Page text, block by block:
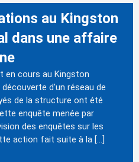
au Kingston
dans une affaire
en cours au Kingston
d'un réseau de
de la structure ont été
enquête menée par
des enquêtes sur les
action fait suite à la […]